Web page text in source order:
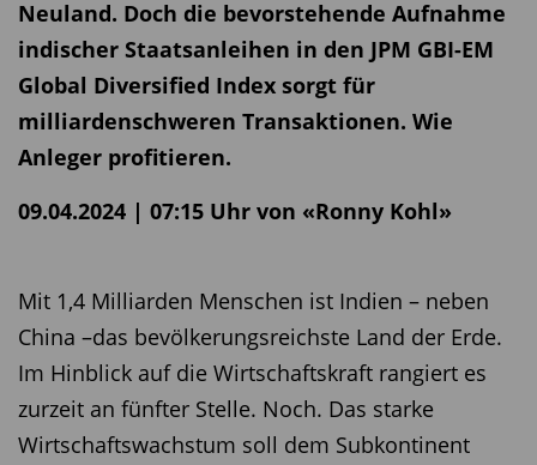
Neuland. Doch die bevorstehende Aufnahme
indischer Staatsanleihen in den JPM GBI-EM
Global Diversified Index sorgt für
milliardenschweren Transaktionen. Wie
Anleger profitieren.
09.04.2024 | 07:15 Uhr von «Ronny Kohl»
Mit 1,4 Milliarden Menschen ist Indien – neben
China –das ­bevölkerungsreichste Land der Erde.
Im Hinblick auf die Wirtschaftskraft rangiert es
zurzeit an fünfter Stelle. Noch. Das starke
Wirtschaftswachstum soll dem Subkontinent